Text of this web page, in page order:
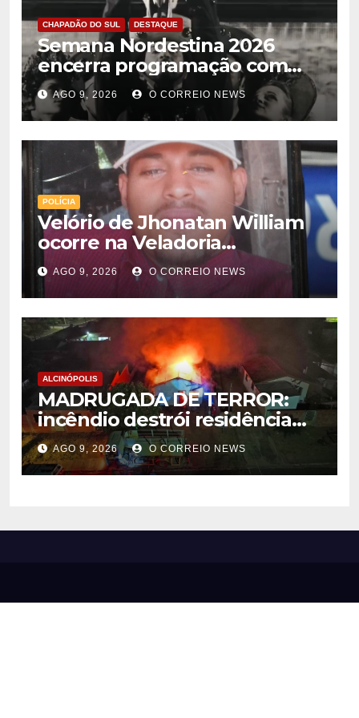
CHAPADÃO DO SUL DESTAQUE
Semana Nordestina 2026
encerra programação com
grande festa e valorização da
cultura em Chapadão do Sul
AGO 9, 2026 O CORREIO NEWS
POLÍCIA
Velório de Jhonatan William
ocorre na Veladoria
Municipal; sepultamento será
nesta segunda-feira
AGO 9, 2026 O CORREIO NEWS
ALCINÓPOLIS
MADRUGADA DE TERROR:
incêndio destrói residência
em Alcinópolis
AGO 9, 2026 O CORREIO NEWS